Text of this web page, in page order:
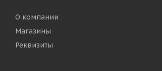
О компании
Магазины
Реквизиты